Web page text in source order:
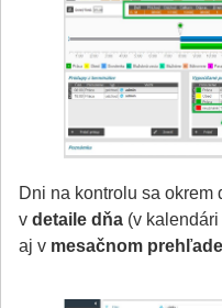
Dni na kontrolu sa okrem
v detaile dňa (v
aj v mesačnom